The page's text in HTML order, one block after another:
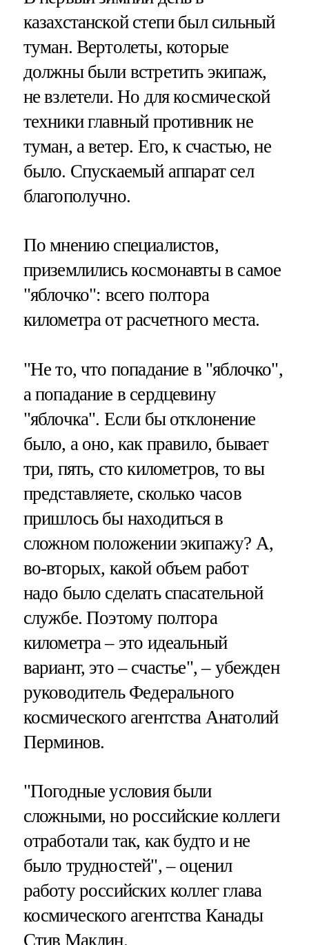
казахстанской степи был сильный
туман. Вертолеты, которые
должны были встретить экипаж,
не взлетели. Но для космической
техники главный противник не
туман, а ветер. Его, к счастью, не
было. Спускаемый аппарат сел
благополучно.
По мнению специалистов,
приземлились космонавты в самое
"яблочко": всего полтора
километра от расчетного места.
"Не то, что попадание в "яблочко",
а попадание в сердцевину
"яблочка". Если бы отклонение
было, а оно, как правило, бывает
три, пять, сто километров, то вы
представляете, сколько часов
пришлось бы находиться в
сложном положении экипажу? А,
во-вторых, какой объем работ
надо было сделать спасательной
службе. Поэтому полтора
километра – это идеальный
вариант, это – счастье", – убежден
руководитель Федерального
космического агентства Анатолий
Перминов.
"Погодные условия были
сложными, но российские коллеги
отработали так, как будто и не
было трудностей", – оценил
работу российских коллег глава
космического агентства Канады
Стив Маклин.